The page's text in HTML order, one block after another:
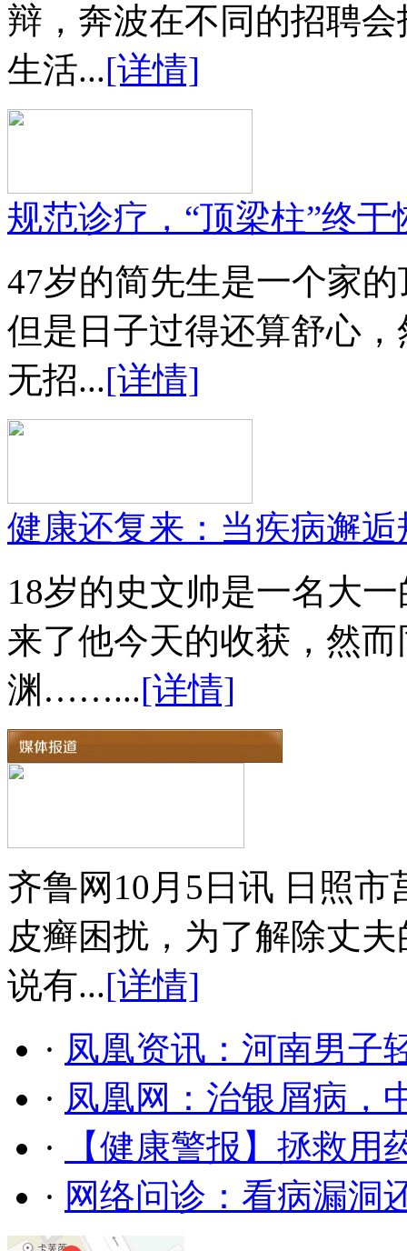
辩，奔波在不同的招聘
生活...[详情]
规范诊疗，“顶梁柱”终于
47岁的简先生是一个家
但是日子过得还算舒心
无招...[详情]
健康还复来：当疾病邂
18岁的史文帅是一名大
来了他今天的收获，然
渊……...[详情]
齐鲁网10月5日讯 日照
皮癣困扰，为了解除丈
说有...[详情]
· 凤凰资讯：河南男子
· 凤凰网：治银屑病，
·
【健康警报】拯救
· 网络问诊：看病漏洞